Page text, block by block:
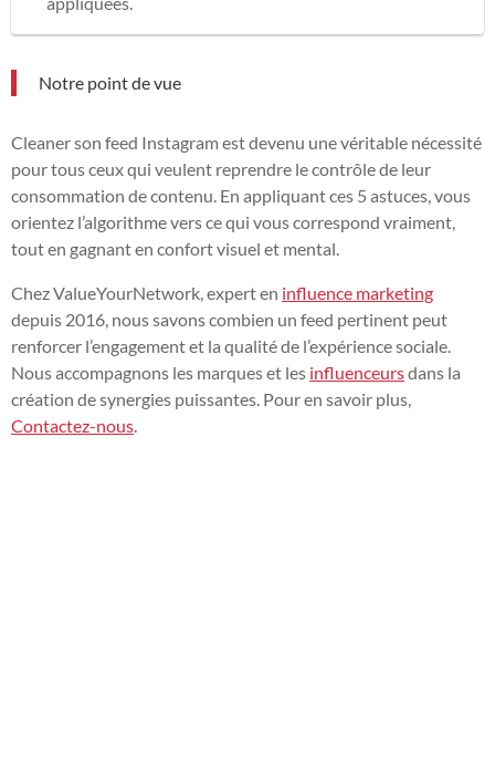
Notre point de vue
Cleaner son feed Instagram est devenu une véritable nécessité
pour tous ceux qui veulent reprendre le contrôle de leur
consommation de contenu. En appliquant ces 5 astuces, vous
orientez l’algorithme vers ce qui vous correspond vraiment,
tout en gagnant en confort visuel et mental.
Chez ValueYourNetwork, expert en influence marketing
depuis 2016, nous savons combien un feed pertinent peut
renforcer l’engagement et la qualité de l’expérience sociale.
Nous accompagnons les marques et les influenceursdans la
création de synergies puissantes. Pour en savoir plus,
Contactez-nous